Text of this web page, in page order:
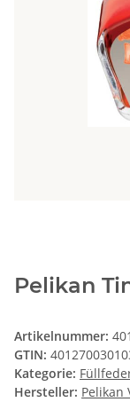
Pelikan
Artikelnummer:
GTIN:
Kategorie:
Hersteller: Pelikan